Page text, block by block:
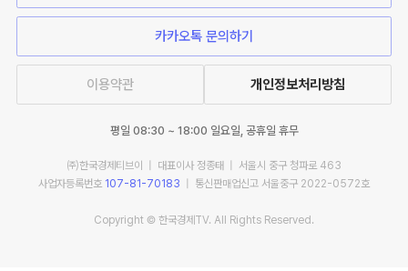
카카오톡 문의하기
이용약관 개인정보처리방침
평일 08:30 ~ 18:00 일요일, 공휴일 휴무
㈜한국경제티브이 | 대표이사 정종태 | 서울시 중구 청파로 463
사업자등록번호 107-81-70183 | 통신판매업신고 서울중구 2022-0572호
Copyright © 한국경제TV. All Rights Reserved.